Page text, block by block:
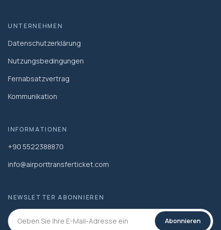
UNTERNEHMEN
Datenschutzerklärung
Nutzungsbedingungen
Fernabsatzvertrag
Kommunikation
INFORMATIONEN
+90 5522388870
info@airporttransferticket.com
NEWSLETTER ABONNIEREN
Abonnieren